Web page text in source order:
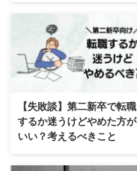
【失敗談】第二新卒で転職
するか迷うけどやめた方が
いい？考えるべきこと